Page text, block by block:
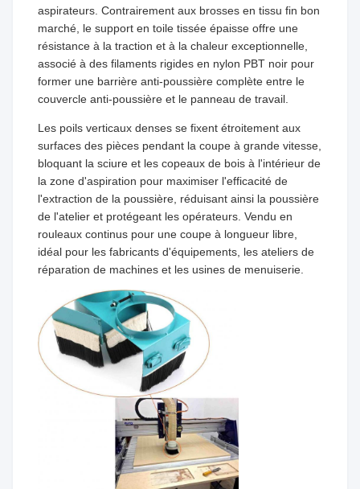
aspirateurs. Contrairement aux brosses en tissu fin bon
marché, le support en toile tissée épaisse offre une
résistance à la traction et à la chaleur exceptionnelle,
associé à des filaments rigides en nylon PBT noir pour
former une barrière anti-poussière complète entre le
couvercle anti-poussière et le panneau de travail.
Les poils verticaux denses se fixent étroitement aux
surfaces des pièces pendant la coupe à grande vitesse,
bloquant la sciure et les copeaux de bois à l'intérieur de
la zone d'aspiration pour maximiser l'efficacité de
l'extraction de la poussière, réduisant ainsi la poussière
de l'atelier et protégeant les opérateurs. Vendu en
rouleaux continus pour une coupe à longueur libre,
idéal pour les fabricants d'équipements, les ateliers de
réparation de machines et les usines de menuiserie.